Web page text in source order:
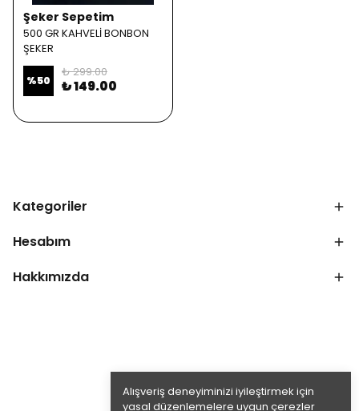
Alışveriş deneyiminizi iyileştirmek için
yasal düzenlemelere uygun çerezler
Şeker Sepetim
500 GR KAHVELİ BONBON
ŞEKER
%50
₺ 299.00
₺ 149.00
Kategoriler
Hesabım
Hakkımızda